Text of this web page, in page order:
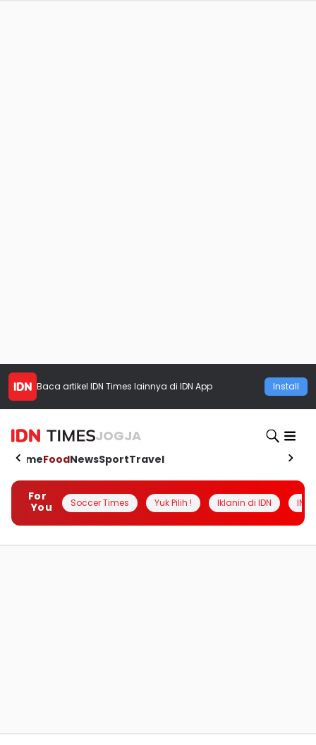
Baca artikel IDN Times lainnya di IDN App Install
JOGJA
HomeFoodNewsSportTravel
For
You
Soccer Times Yuk Pilih ! Iklanin di IDN